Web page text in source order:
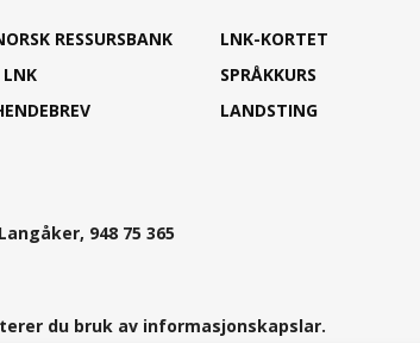
RESSURSBANK
LNK-KORTET
SPRÅKKURS
LANDSTING
948 75 365
du bruk av informasjonskapslar.